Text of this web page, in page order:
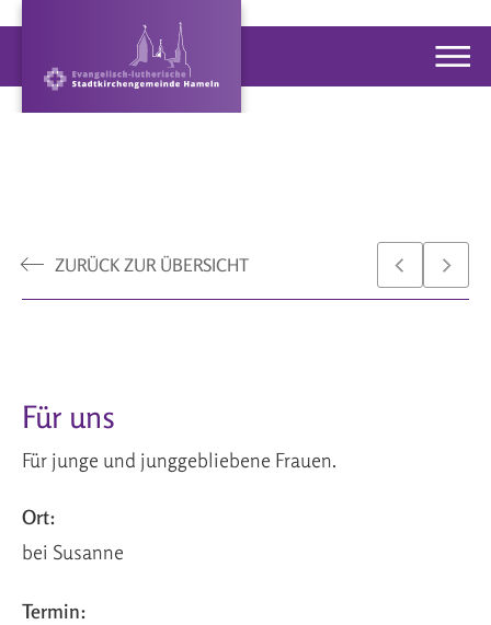
ZURÜCK ZUR ÜBERSICHT
Für uns
Für junge und junggebliebene Frauen.
Ort:
bei Susanne
Termin: